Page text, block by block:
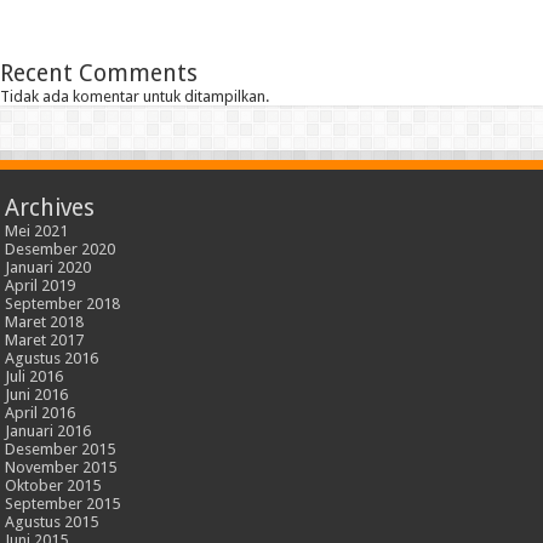
Recent Comments
Tidak ada komentar untuk ditampilkan.
Archives
Mei 2021
Desember 2020
Januari 2020
April 2019
September 2018
Maret 2018
Maret 2017
Agustus 2016
Juli 2016
Juni 2016
April 2016
Januari 2016
Desember 2015
November 2015
Oktober 2015
September 2015
Agustus 2015